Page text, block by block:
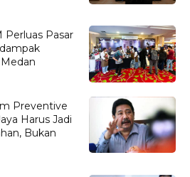
Perluas Pasar
Preventive
Harus Jadi
Bukan